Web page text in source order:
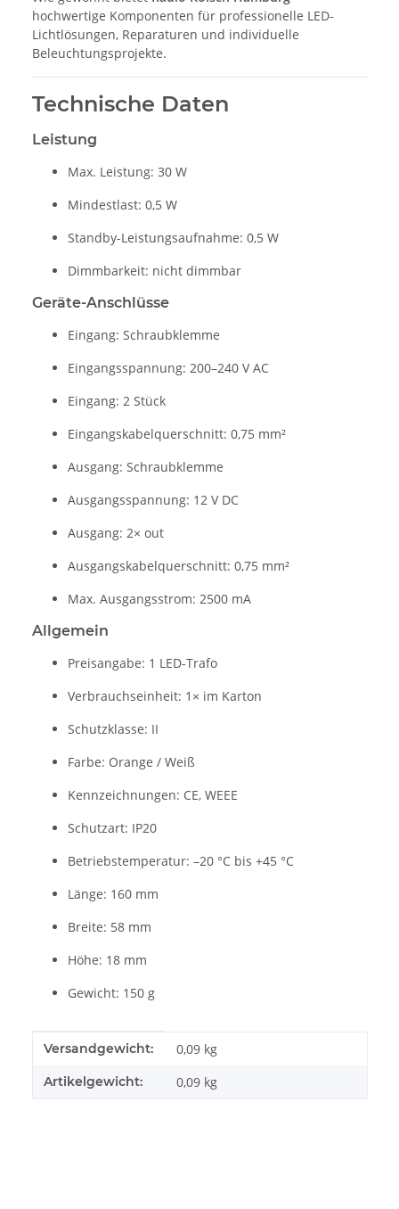
hochwertige Komponenten für professionelle LED-
Lichtlösungen, Reparaturen und individuelle
Beleuchtungsprojekte.
Technische Daten
Leistung
Max. Leistung: 30 W
Mindestlast: 0,5 W
Standby-Leistungsaufnahme: 0,5 W
Dimmbarkeit: nicht dimmbar
Geräte-Anschlüsse
Eingang: Schraubklemme
Eingangsspannung: 200–240 V AC
Eingang: 2 Stück
Eingangskabelquerschnitt: 0,75 mm²
Ausgang: Schraubklemme
Ausgangsspannung: 12 V DC
Ausgang: 2× out
Ausgangskabelquerschnitt: 0,75 mm²
Max. Ausgangsstrom: 2500 mA
Allgemein
Preisangabe: 1 LED-Trafo
Verbrauchseinheit: 1× im Karton
Schutzklasse: II
Farbe: Orange / Weiß
Kennzeichnungen: CE, WEEE
Schutzart: IP20
Betriebstemperatur: –20 °C bis +45 °C
Länge: 160 mm
Breite: 58 mm
Höhe: 18 mm
Gewicht: 150 g
Produkteigenschaft
Wert
Versandgewicht: 0,09 kg
Artikelgewicht: 0,09 kg